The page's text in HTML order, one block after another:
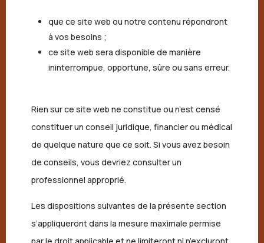
que ce site web ou notre contenu répondront
à vos besoins ;
ce site web sera disponible de manière
ininterrompue, opportune, sûre ou sans erreur.
Rien sur ce site web ne constitue ou n’est censé
constituer un conseil juridique, financier ou médical
de quelque nature que ce soit. Si vous avez besoin
de conseils, vous devriez consulter un
professionnel approprié.
Les dispositions suivantes de la présente section
s’appliqueront dans la mesure maximale permise